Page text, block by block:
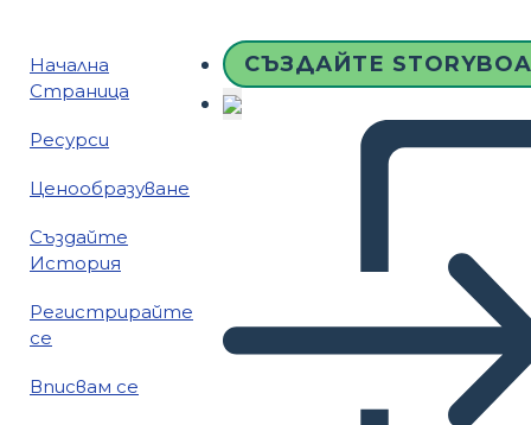
Начална
Страница
Ресурси
Ценообразуване
Създайте
История
Регистрирайте
се
Вписвам се
СЪЗДАЙТЕ